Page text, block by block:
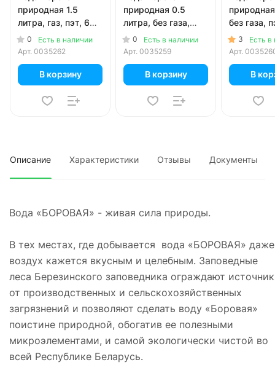
природная 1.5
литра, газ, пэт, 6
шт. в уп.
0
Есть в наличии
Арт. 0035262
В корзину
природная 0.5
литра, без газа,
пэт, 12 шт. в уп.
0
Есть в наличии
Арт. 0035259
В корзину
без газа,
в уп.
3
Есть в
Арт.
В
Описание Характеристики Отзывы Документы
Вода «БОРОВАЯ» - живая сила природы.
В тех местах, где добывается вода «БОРОВАЯ» даже
воздух кажется вкусным и целебным. Заповедные
леса Березинского заповедника ограждают источник
от производственных и сельскохозяйственных
загрязнений и позволяют сделать воду «Боровая»
поистине природной, обогатив ее полезными
микроэлементами, и самой экологически чистой во
всей Республике Беларусь.